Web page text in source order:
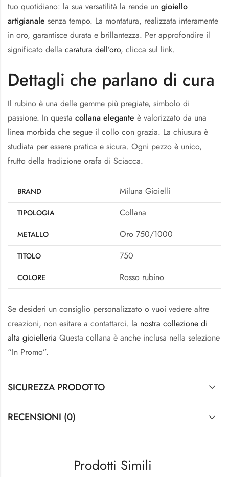
tuo quotidiano: la sua versatilità la rende un gioiello
artigianale senza tempo. La montatura, realizzata interamente
in oro, garantisce durata e brillantezza. Per approfondire il
significato della caratura dell’oro, clicca sul link.
Dettagli che parlano di cura
Il rubino è una delle gemme più pregiate, simbolo di
passione. In questa collana elegante è valorizzato da una
linea morbida che segue il collo con grazia. La chiusura è
studiata per essere pratica e sicura. Ogni pezzo è unico,
frutto della tradizione orafa di Sciacca.
BRAND Miluna Gioielli
TIPOLOGIA Collana
METALLO Oro 750/1000
TITOLO 750
COLORE Rosso rubino
Se desideri un consiglio personalizzato o vuoi vedere altre
creazioni, non esitare a contattarci. la nostra collezione di
alta gioielleria Questa collana è anche inclusa nella selezione
“In Promo”.
SICUREZZA PRODOTTO
RECENSIONI (0)
Prodotti Simili